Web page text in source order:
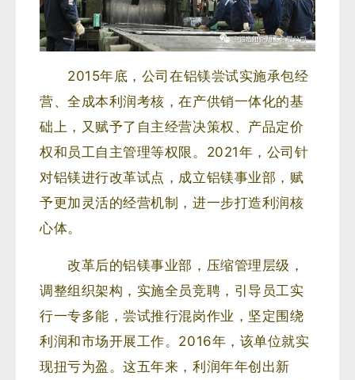
2015年底，公司在铝镁尝试实施承包经
营、全成本利润考核，在产供销一体化的基
础上，又赋予了自主经营决策权、产品定价
权和员工自主管理等权限。2021年，公司针
对铝镁进行改革试点，成立铝镁事业部，赋
予更加灵活的经营机制，进一步打造利润核
心体。
改革后的铝镁事业部，压缩管理层级，
调整组织架构，实施全员竞聘，引导员工实
行一专多能，尝试推行混岗作业，坚定围绕
利润和市场开展工作。2016年，该单位就实
现扭亏为盈。这五年来，利润年年创出新